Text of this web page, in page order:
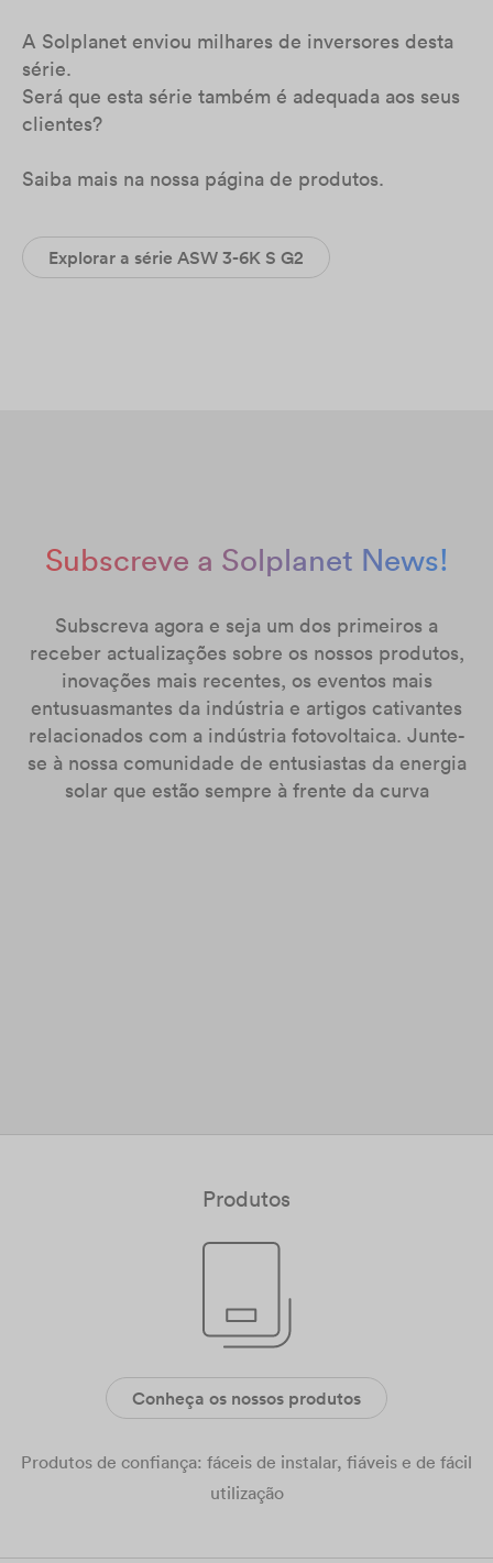
A Solplanet enviou milhares de inversores desta
série.
Será que esta série também é adequada aos seus
clientes?
Saiba mais na nossa página de produtos.
Explorar a série ASW 3-6K S G2
Subscreve a Solplanet News!
Subscreva agora e seja um dos primeiros a
receber actualizações sobre os nossos produtos,
inovações mais recentes, os eventos mais
entusuasmantes da indústria e artigos cativantes
relacionados com a indústria fotovoltaica. Junte-
se à nossa comunidade de entusiastas da energia
solar que estão sempre à frente da curva
Produtos
Conheça os nossos produtos
Produtos de confiança: fáceis de instalar, fiáveis e de fácil
utilização